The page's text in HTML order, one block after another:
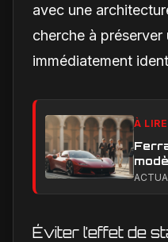
avec une
cherche à préserver
immédiatement
À
Éviter l’effet de